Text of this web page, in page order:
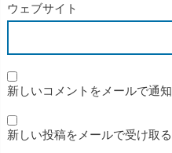
ウェブサイト
新しいコメントをメールで通知
新しい投稿をメールで受け取る